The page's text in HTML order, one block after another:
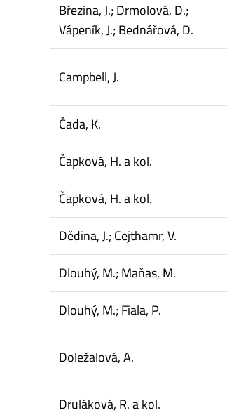
Březina, J.; Drmolová, D.;
Vápeník, J.; Bednářová, D.
Campbell, J.
Čada, K.
Čapková, H. a kol.
Čapková, H. a kol.
Dědina, J.; Cejthamr, V.
Dlouhý, M.; Maňas, M.
Dlouhý, M.; Fiala, P.
Doležalová, A.
Druláková, R. a kol.